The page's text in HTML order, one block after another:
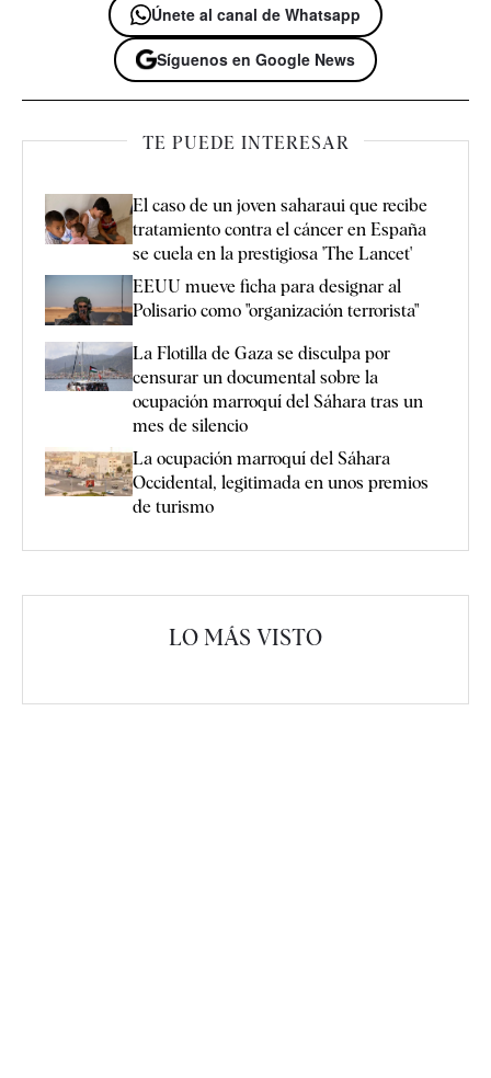
Únete al canal de Whatsapp
Síguenos en Google News
TE PUEDE INTERESAR
El caso de un joven saharaui que recibe
tratamiento contra el cáncer en España
se cuela en la prestigiosa 'The Lancet'
EEUU mueve ficha para designar al
Polisario como "organización terrorista"
La Flotilla de Gaza se disculpa por
censurar un documental sobre la
ocupación marroquí del Sáhara tras un
mes de silencio
La ocupación marroquí del Sáhara
Occidental, legitimada en unos premios
de turismo
LO MÁS VISTO